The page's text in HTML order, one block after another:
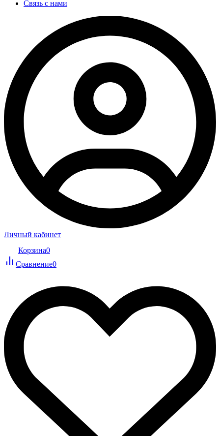
Связь с нами
Личный кабинет
Корзина0
Сравнение0